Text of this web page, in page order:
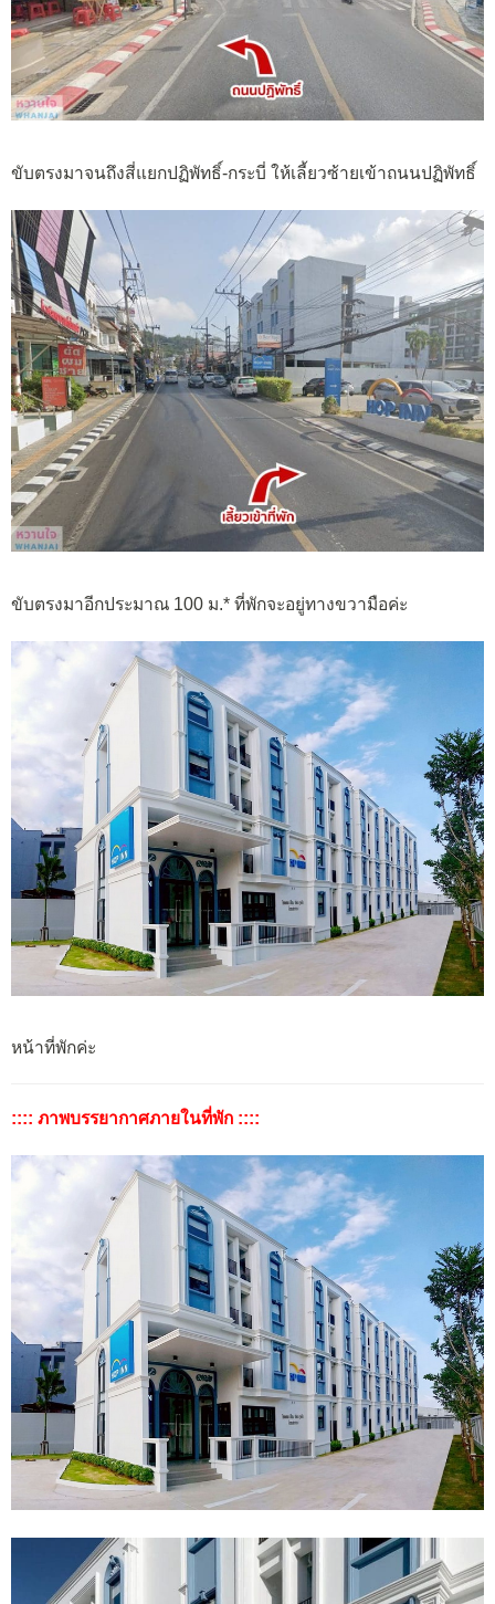
ขับตรงมาจนถึงสี่แยกปฏิพัทธิ์-กระบี่ ให้เลี้ยวซ้ายเข้าถนนปฏิพัทธิ์
ขับตรงมาอีกประมาณ 100 ม.* ที่พักจะอยู่ทางขวามือค่ะ
หน้าที่พักค่ะ
:::: ภาพบรรยากาศภายในที่พัก ::::